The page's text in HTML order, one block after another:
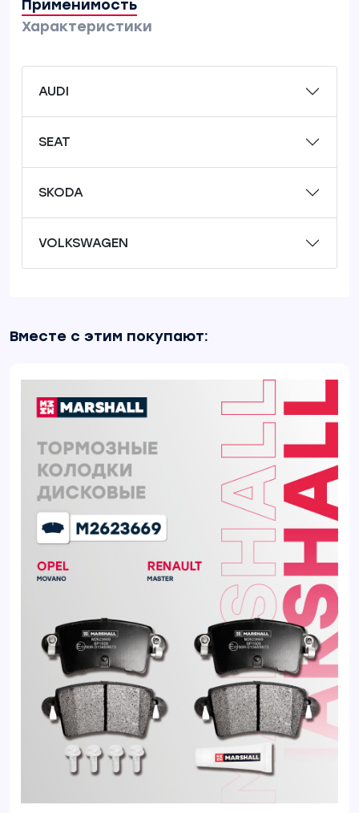
Применимость
Характеристики
AUDI
SEAT
SKODA
VOLKSWAGEN
Вместе с этим покупают: